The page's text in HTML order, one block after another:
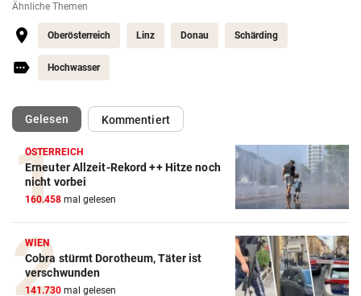
Ähnliche Themen
Oberösterreich Linz Donau Schärding
Hochwasser
Gelesen(ausgewählt)Kommentiert
ÖSTERREICH
Erneuter Allzeit-Rekord ++ Hitze noch
nicht vorbei
160.458 mal gelesen
WIEN
Cobra stürmt Dorotheum, Täter ist
verschwunden
141.730 mal gelesen